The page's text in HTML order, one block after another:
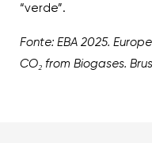
“verde”.
Fonte: EBA 2025.
CO₂ from Biogases.